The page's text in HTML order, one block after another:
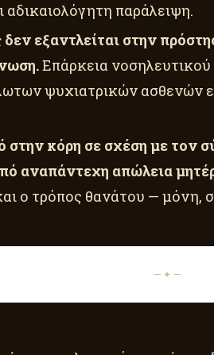
αδικαιολόγητη παράλειψη.
εξαντλείται στην
Επάρκεια
ψυχιατρικών ασθενών
στην κόρη σε σχέση με τον
αναπάντεχη απώλεια
ο τρόπος θανάτου — μόνη,
— ✦ —